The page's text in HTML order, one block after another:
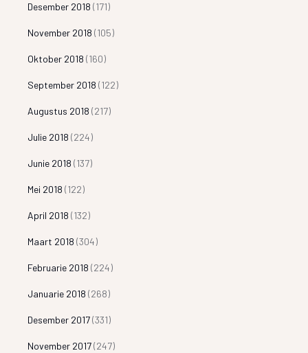
Desember 2018 (171)
November 2018 (105)
Oktober 2018 (160)
September 2018 (122)
Augustus 2018 (217)
Julie 2018 (224)
Junie 2018 (137)
Mei 2018 (122)
April 2018 (132)
Maart 2018 (304)
Februarie 2018 (224)
Januarie 2018 (268)
Desember 2017(331)
November 2017(247)